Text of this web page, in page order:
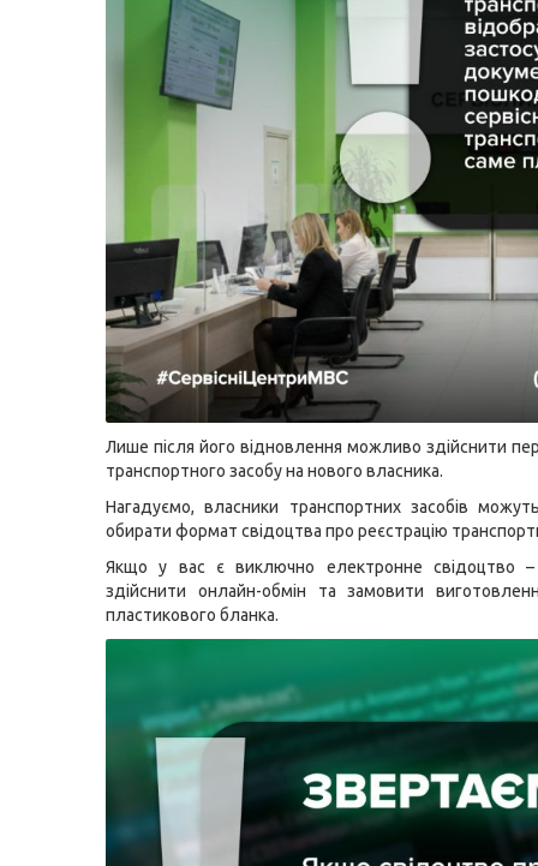
Лише після його відновлення можливо здійснити
транспортного засобу на нового власника.
Нагадуємо, власники транспортних засобів
обирати формат свідоцтва про реєстрацію
Якщо у вас є виключно електронне свідоцтво
здійснити онлайн-обмін та замовити
пластикового бланка.